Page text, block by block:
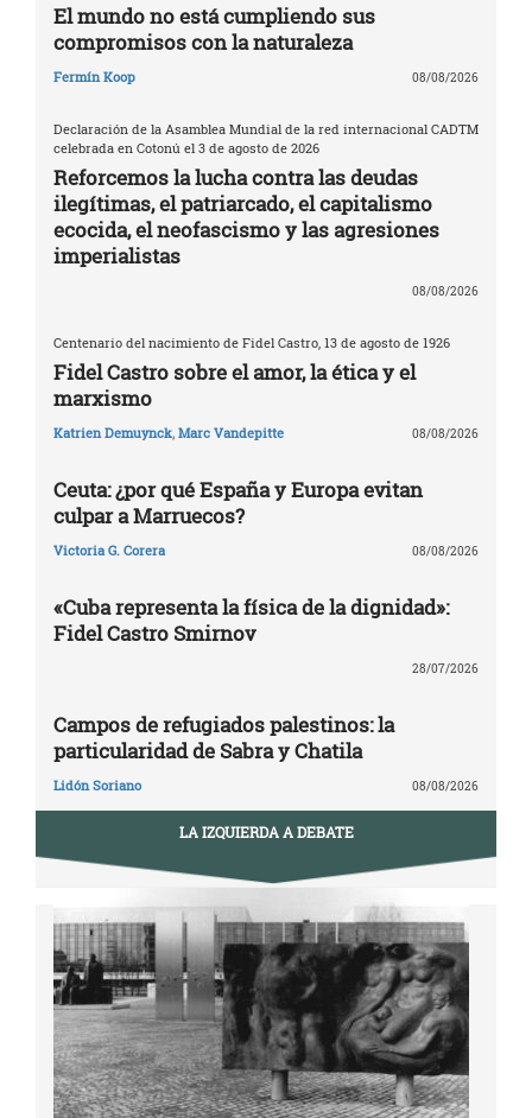
El mundo no está cumpliendo sus
compromisos con la naturaleza
Fermín Koop 08/08/2026
Declaración de la Asamblea Mundial de la red internacional CADTM
celebrada en Cotonú el 3 de agosto de 2026
Reforcemos la lucha contra las deudas
ilegítimas, el patriarcado, el capitalismo
ecocida, el neofascismo y las agresiones
imperialistas
08/08/2026
Centenario del nacimiento de Fidel Castro, 13 de agosto de 1926
Fidel Castro sobre el amor, la ética y el
marxismo
Katrien Demuynck, Marc Vandepitte 08/08/2026
Ceuta: ¿por qué España y Europa evitan
culpar a Marruecos?
Victoria G. Corera 08/08/2026
«Cuba representa la física de la dignidad»:
Fidel Castro Smirnov
28/07/2026
Campos de refugiados palestinos: la
particularidad de Sabra y Chatila
Lidón Soriano 08/08/2026
LA IZQUIERDA A DEBATE